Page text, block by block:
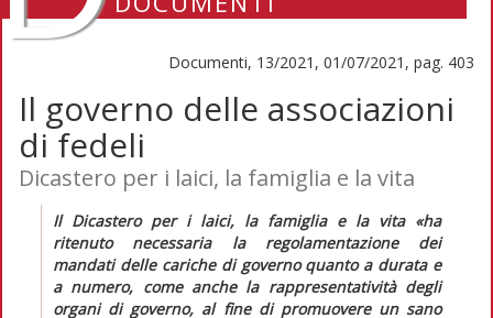
Documenti, 13/2021, 01/07/2021, pag. 403
Il governo delle associazioni
di fedeli
Dicastero per i laici, la famiglia e la vita
Il Dicastero per i laici, la famiglia e la vita «ha
ritenuto necessaria la regolamentazione dei
mandati delle cariche di governo quanto a durata e
a numero, come anche la rappresentatività degli
organi di governo, al fine di promuovere un sano